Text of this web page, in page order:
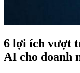
6 lợi ích vượt
AI cho doanh